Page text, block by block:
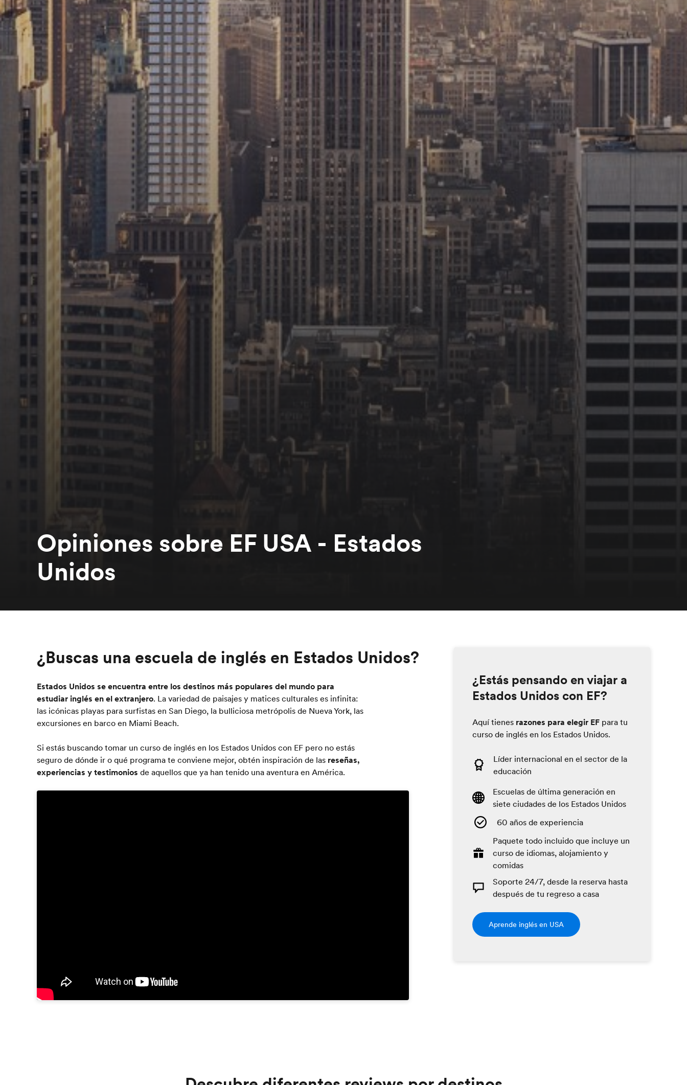
Opiniones sobre EF USA - Estados
Unidos
¿Buscas una escuela de inglés en Estados Unidos?
Estados Unidos se encuentra entre los destinos más populares del mundo para
estudiar inglés en el extranjero. La variedad de paisajes y matices culturales es infinita:
las icónicas playas para surfistas en San Diego, la bulliciosa metrópolis de Nueva York, las
excursiones en barco en Miami Beach.
Si estás buscando tomar un curso de inglés en los Estados Unidos con EF pero no estás
seguro de dónde ir o qué programa te conviene mejor, obtén inspiración de las reseñas,
experiencias y testimonios de aquellos que ya han tenido una aventura en América.
¿Estás pensando en viajar a
Estados Unidos con EF?
Aquí tienes razones para elegir EF para tu
curso de inglés en los Estados Unidos.
Líder internacional en el sector de la
educación
Escuelas de última generación en
siete ciudades de los Estados Unidos
60 años de experiencia
Paquete todo incluido que incluye un
curso de idiomas, alojamiento y
comidas
Soporte 24/7, desde la reserva hasta
después de tu regreso a casa
Aprende inglés en USA